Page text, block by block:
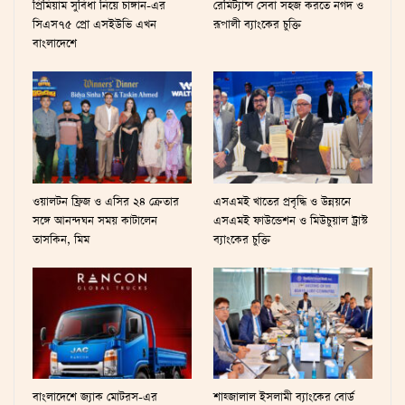
প্রিমিয়াম সুবিধা নিয়ে চাঙ্গান-এর
সিএস৭৫ প্রো এসইউভি এখন
বাংলাদেশে
রেমিট্যান্স সেবা সহজ করতে নগদ ও
রূপালী ব্যাংকের চুক্তি
ওয়ালটন ফ্রিজ ও এসির ২৪ ক্রেতার
সঙ্গে আনন্দঘন সময় কাটালেন
তাসকিন, মিম
এসএমই খাতের প্রবৃদ্ধি ও উন্নয়নে
এসএমই ফাউন্ডেশন ও মিউচুয়াল ট্রাস্ট
ব্যাংকের চুক্তি
বাংলাদেশে জ্যাক মোটরস-এর শাহ্জালাল ইসলামী ব্যাংকের বোর্ড